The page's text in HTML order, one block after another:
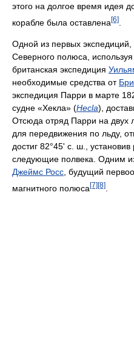
этого на долгое время идея
корабле была оставлена[6]
Одной из первых
Северного полюса,
британская экспедиция
необходимые средства от
экспедиция Парри в марте
судне «Хекла» (Hecla),
Отсюда отряд Парри на двух
для передвижения по льду,
достиг 82°45' с. ш.,
следующие полвека. Одним
Джеймс Росс, будущий
магнитного полюса [7] [8]